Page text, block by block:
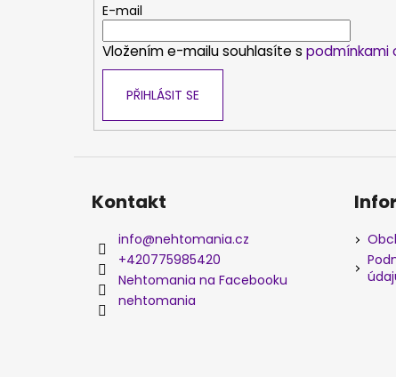
E-mail
Vložením e-mailu souhlasíte s podmínkami
PŘIHLÁSIT SE
Kontakt
info@nehtomania.cz
+420775985420
Nehtomania na Facebooku
nehtomania